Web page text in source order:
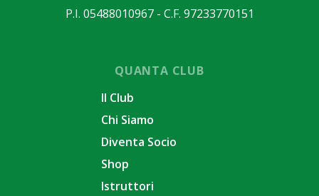
P.I. 05488010967 - C.F. 97233770151
QUANTA CLUB
Il Club
Chi Siamo
Diventa Socio
Shop
Istruttori